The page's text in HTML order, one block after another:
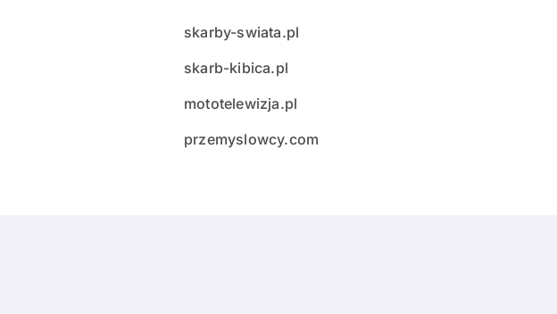
skarby-swiata.pl
skarb-kibica.pl
mototelewizja.pl
przemyslowcy.com